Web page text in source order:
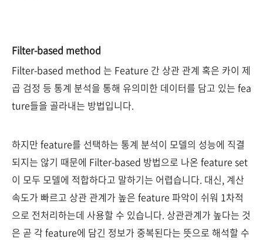
Filter-based method
Filter-based method 는 Feature 간 상관 관계 혹은 카이 제
곱 검정 등 통계 분석을 통해 유의미한 데이터를 담고 있는 fea
ture들을 골라내는 방법입니다.
하지만 feature를 선택하는 통계 분석이 모델의 성능에 직결
되지는 않기 때문에 Filter-based 방법으로 나온 feature set
이 모두 모델에 적합하다고 말하기는 어렵습니다. 대신, 계산
속도가 빠르고 상관 관계가 높은 feature 파악이 쉬워 1차적
으로 전처리하는데 사용할 수 있습니다. 상관관계가 높다는 것
은 곧 각 feature에 담긴 정보가 중복된다는 뜻으로 해석할 수